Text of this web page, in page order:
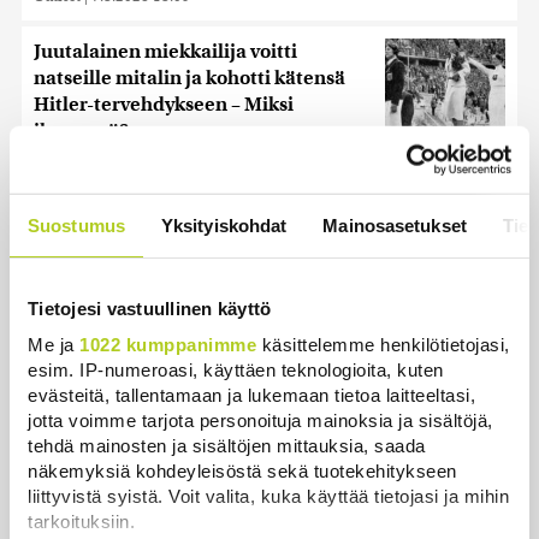
Suostumus Yksityiskohdat Mainosasetukset
Tietojesi vastuullinen käyttö
Me ja 1022 kumppanimme käsittelemme henkilötietojasi,
esim. IP-numeroasi, käyttäen teknologioita, kuten
evästeitä, tallentamaan ja lukemaan tietoa laitteeltasi,
jotta voimme tarjota personoituja mainoksia ja sisältöjä,
tehdä mainosten ja sisältöjen mittauksia, saada
näkemyksiä kohdeyleisöstä sekä tuotekehitykseen
liittyvistä syistä. Voit valita, kuka käyttää tietojasi ja mihin
tarkoituksiin.
Juutalainen miekkailija voitti
natseille mitalin ja kohotti kätensä
Hitler-tervehdykseen – Miksi
ihmeessä?
HS: Kaikkonen puoluejohtajien
Ihmiset kahmivat nyt näitä tuotteita
Lidleistä – ”Hittitrendi”
Uutiset | 5.8.2026 21:21
Nämä ihmiset sairastuvat muita
herkemmin sydän- ja
verisuonitauteihin, sanoo tutkimus